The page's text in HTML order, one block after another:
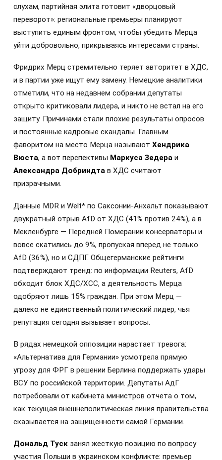
слухам, партийная элита готовит «дворцовый
переворот»: региональные премьеры планируют
выступить единым фронтом, чтобы убедить Мерца
уйти добровольно, прикрываясь интересами страны.
Фридрих Мерц стремительно теряет авторитет в ХДС,
и в партии уже ищут ему замену. Немецкие аналитики
отметили, что на недавнем собрании депутаты
открыто критиковали лидера, и никто не встал на его
защиту. Причинами стали плохие результаты опросов
и постоянные кадровые скандалы. Главным
фаворитом на место Мерца называют Хендрика
Вюста, а вот перспективы Маркуса Зедера и
Александра Добриндта в ХДС считают
призрачными.
Данные MDR и Welt* по Саксонии-Анхальт показывают
двукратный отрыв AfD от ХДС (41% против 24%), а в
Мекленбурге — Передней Померании консерваторы и
вовсе скатились до 9%, пропуская вперед не только
AfD (36%), но и СДПГ. Общегерманские рейтинги
подтверждают тренд: по информации Reuters, AfD
обходит блок ХДС/ХСС, а деятельность Мерца
одобряют лишь 15% граждан. При этом Мерц —
далеко не единственный политический лидер, чья
репутация сегодня вызывает вопросы.
В рядах немецкой оппозиции нарастает тревога:
«Альтернатива для Германии» усмотрела прямую
угрозу для ФРГ в решении Берлина поддержать удары
ВСУ по российской территории. Депутаты АдГ
потребовали от кабинета министров отчета о том,
как текущая внешнеполитическая линия правительства
сказывается на защищенности самой Германии.
Дональд Туск занял жесткую позицию по вопросу
участия Польши в украинском конфликте: премьер